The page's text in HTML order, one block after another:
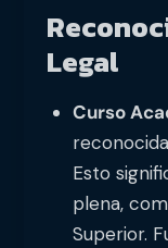
Legal
Curso
Esto
plena,
Superior.